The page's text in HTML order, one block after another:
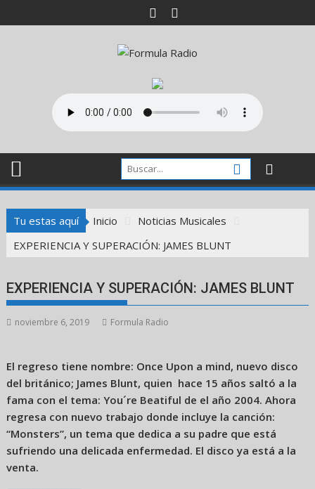
al
Tu estas aquí Inicio
Noticias Musicales
EXPERIENCIA Y SUPERACIÓN: JAMES BLUNT
EXPERIENCIA Y SUPERACIÓN: JAMES BLUNT
noviembre 6, 2019 Formula Radio
El regreso tiene nombre: Once Upon a mind, nuevo disco
del británico; James Blunt, quien hace 15 años saltó a la
fama con el tema: You´re Beatiful de el año 2004. Ahora
regresa con nuevo trabajo donde incluye la canción:
“Monsters”, un tema que dedica a su padre que está
sufriendo una delicada enfermedad. El disco ya está a la
venta.